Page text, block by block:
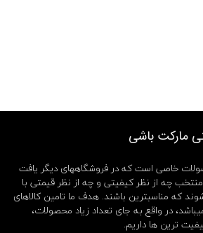
مارکت باشی
خاصی است که در فروشگاههای دیگر یافت
چه از نظر کیفیتی و چه از نظر قیمتی با
که مناسبترین باشند. هدف ما تامین کالاهای
در واقع به جای تعداد زیاد محصولات،
ترین ها داریم.